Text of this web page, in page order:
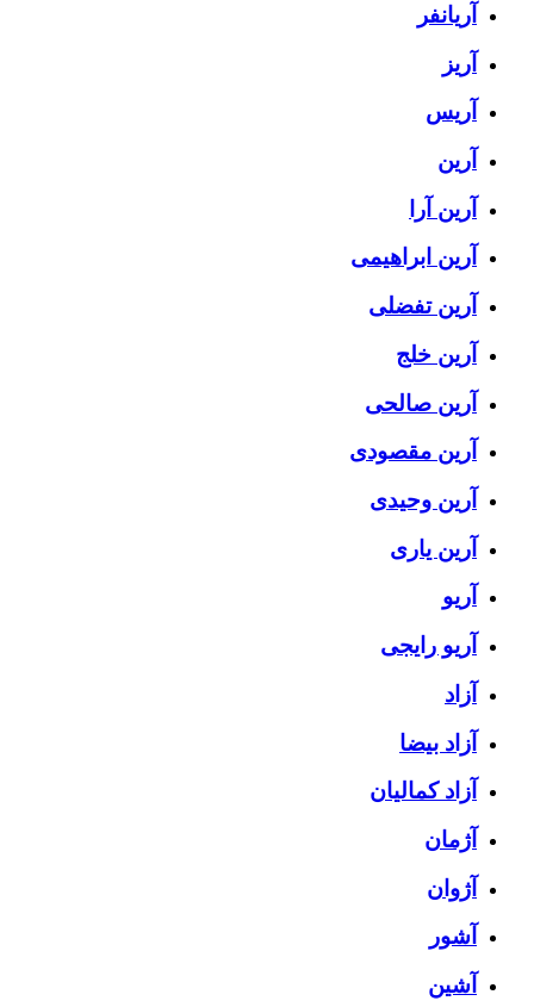
آریانفر
آریز
آریس
آرین
آرین آرا
آرین ابراهیمی
آرین تفضلی
آرین خلج
آرین صالحی
آرین مقصودی
آرین وحیدی
آرین یاری
آریو
آریو رایجی
آزاد
آزاد بیضا
آزاد کمالیان
آژمان
آژوان
آشور
آشین